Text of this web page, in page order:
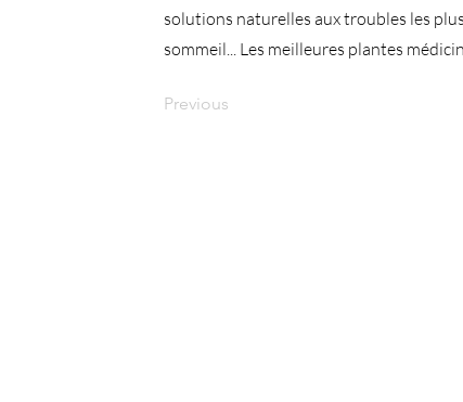
solutions naturelles aux troubles les
sommeil... Les meilleures plantes
Previous